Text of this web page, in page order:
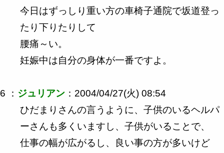
今日はずっしり重い方の車椅子通院で坂道登っ
たり下りたりして
腰痛～い。
妊娠中は自分の身体が一番ですよ。
6 ： ジュリアン ：2004/04/27(火) 08:54
ひだまりさんの言うように、子供のいるヘルパ
ーさんも多くいますし、子供がいることで、
仕事の幅が広がるし、良い事の方が多いけど